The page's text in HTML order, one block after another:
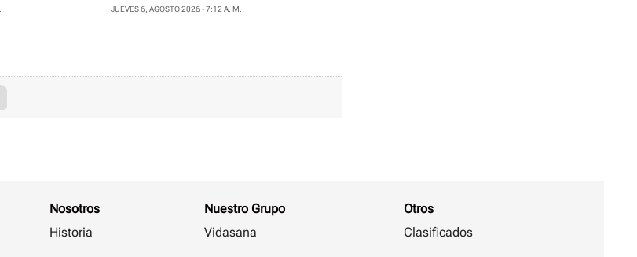
JUEVES 6, AGOSTO 2026 - 7:12 A. M.
Nosotros
Historia
Nuestro Grupo
Vidasana
Otros
Clasificados